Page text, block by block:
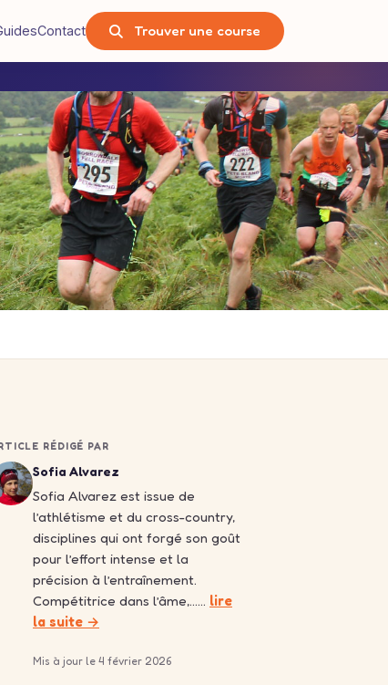
Contact Trouver une course
RÉDIGÉ PAR
Sofia Alvarez
Sofia Alvarez est issue de
l’athlétisme et du cross-country,
disciplines qui ont forgé son goût
pour l’effort intense et la
précision à l’entraînement.
Compétitrice dans l’âme,…… lire
la suite →
Mis à jour le 4 février 2026